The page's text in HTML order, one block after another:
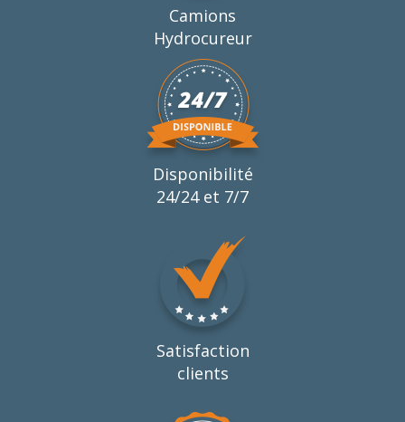
Camions
Hydrocureur
Disponibilité
24/24 et 7/7
Satisfaction
clients